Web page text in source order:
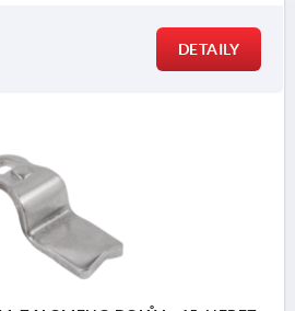
DETAILY